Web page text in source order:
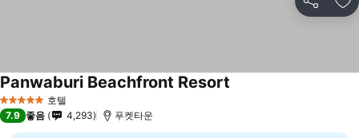
공유 즐
5 성급 호텔
Panwaburi Beachfront Resort
7.9 좋음 4,293 푸켓타운